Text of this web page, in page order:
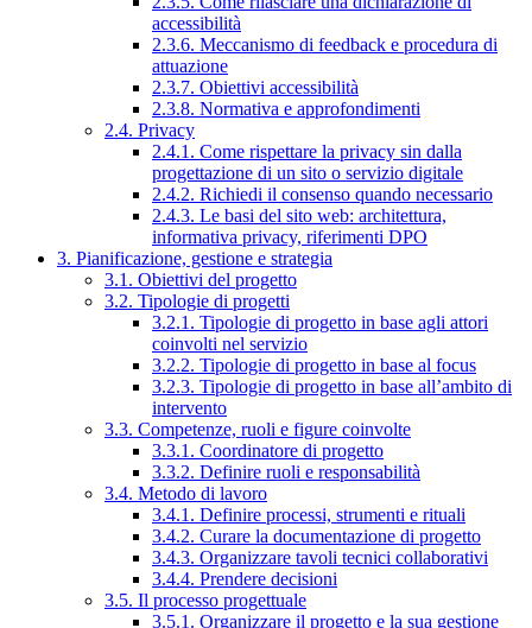
accessibilità
2.3.6. Meccanismo di feedback e procedura di
attuazione
2.3.7. Obiettivi accessibilità
2.3.8. Normativa e approfondimenti
2.4. Privacy
2.4.1. Come rispettare la privacy sin dalla
progettazione di un sito o servizio digitale
2.4.2. Richiedi il consenso quando necessario
2.4.3. Le basi del sito web: architettura,
informativa privacy, riferimenti DPO
3. Pianificazione, gestione e strategia
3.1. Obiettivi del progetto
3.2. Tipologie di progetti
3.2.1. Tipologie di progetto in base agli attori
coinvolti nel servizio
3.2.2. Tipologie di progetto in base al focus
3.2.3. Tipologie di progetto in base all’ambito di
intervento
3.3. Competenze, ruoli e figure coinvolte
3.3.1. Coordinatore di progetto
3.3.2. Definire ruoli e responsabilità
3.4. Metodo di lavoro
3.4.1. Definire processi, strumenti e rituali
3.4.2. Curare la documentazione di progetto
3.4.3. Organizzare tavoli tecnici collaborativi
3.4.4. Prendere decisioni
3.5. Il processo progettuale
3.5.1. Organizzare il progetto e la sua gestione